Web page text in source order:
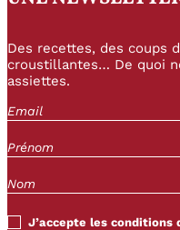
Des recettes, des coups
croustillantes… De quoi
assiettes.
J’accepte les conditions